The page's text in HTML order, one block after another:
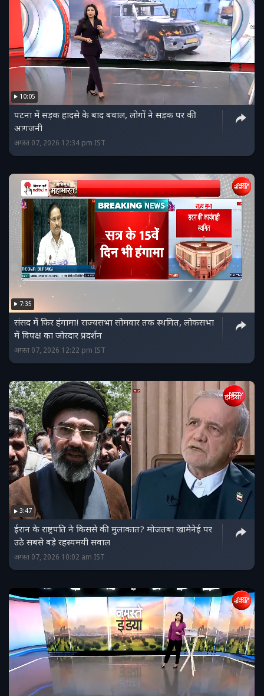
10:05
पटना में सड़क हादसे के बाद बवाल, लोगों ने सड़क पर की
आगजनी
अगस्त 07, 2026 12:34 pm IST
7:35
संसद में फिर हंगामा! राज्यसभा सोमवार तक स्थगित, लोकसभा
में विपक्ष का जोरदार प्रदर्शन
अगस्त 07, 2026 12:22 pm IST
3:47
ईरान के राष्ट्रपति ने किससे की मुलाकात? मोजतबा खामेनेई पर
उठे सबसे बड़े रहस्यमयी सवाल
अगस्त 07, 2026 10:02 am IST